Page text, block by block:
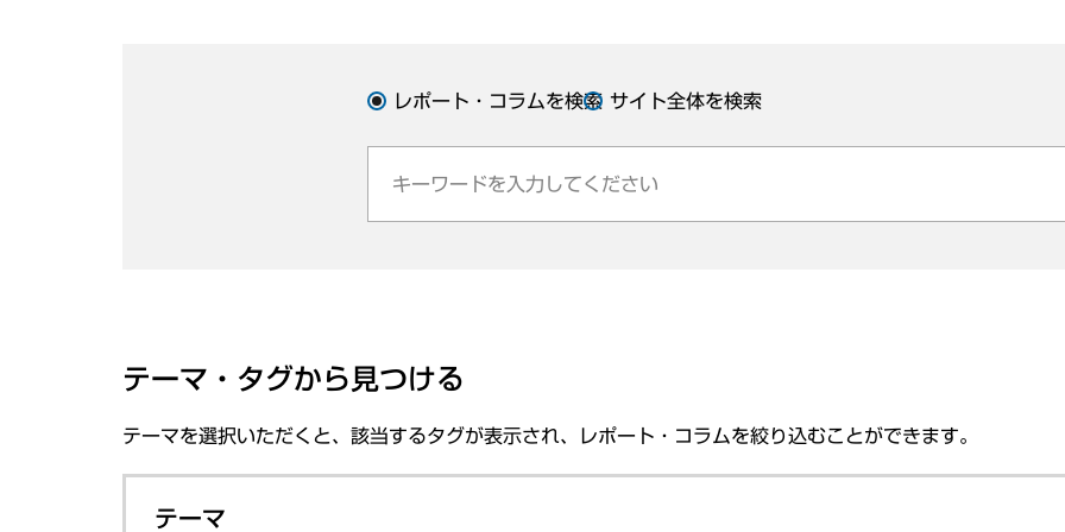
レポート・コラムを検索 サイト全体を検索
テーマ・タグから見つける
テーマを選択いただくと、該当するタグが表示され、レポート・コラムを絞り込むことができます。
テーマ